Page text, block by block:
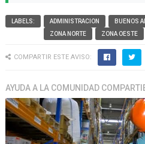
LABELS: ADMINISTRACION BUENOS
ZONA NORTE
ZONA OESTE
COMPARTIR ESTE AVISO:
AYUDA A LA COMUNIDAD